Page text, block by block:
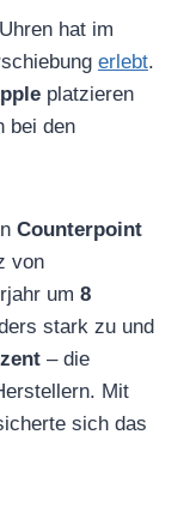
hat im
erlebt.
platzieren
bei den
Counterpoint
von
um 8
stark zu und
– die
Mit
sich das